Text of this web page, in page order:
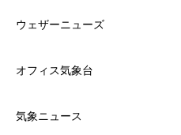
ウェザーニューズ
オフィス気象台
気象ニュース